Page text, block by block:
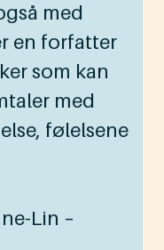
med
en forfatter
som kan
med
følelsene
Lin –